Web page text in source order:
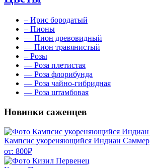
– Ирис бородатый
– Пионы
–– Пион древовидный
–– Пион травянистый
– Розы
–– Роза плетистая
–– Роза флорибунда
–– Роза чайно-гибридная
–– Роза штамбовая
Новинки саженцев
Кампсис укореняющийся Индиан Саммер
от: 800₽